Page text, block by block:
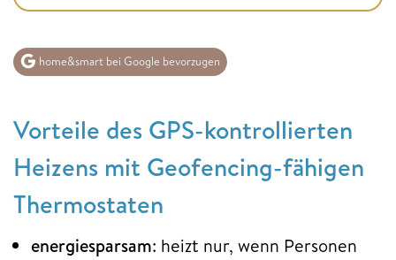
home&smart bei Google bevorzugen
Vorteile des GPS-kontrollierten
Heizens mit Geofencing-fähigen
Thermostaten
energiesparsam: heizt nur, wenn Personen